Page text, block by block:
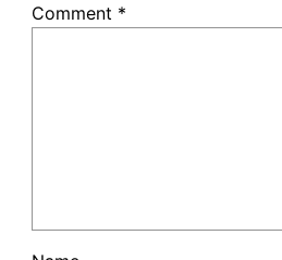
Comment *